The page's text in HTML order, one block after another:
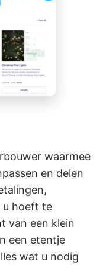
waarmee
en delen
u hoeft te
van een klein
een etentje
wat u nodig